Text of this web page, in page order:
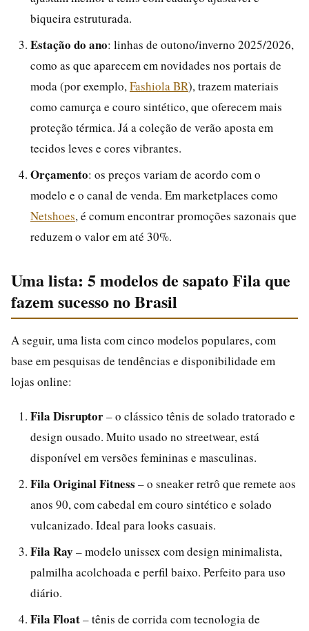
biqueira estruturada.
Estação do ano: linhas de outono/inverno 2025/2026,
como as que aparecem em novidades nos portais de
moda (por exemplo, Fashiola BR), trazem materiais
como camurça e couro sintético, que oferecem mais
proteção térmica. Já a coleção de verão aposta em
tecidos leves e cores vibrantes.
Orçamento: os preços variam de acordo com o
modelo e o canal de venda. Em marketplaces como
Netshoes, é comum encontrar promoções sazonais que
reduzem o valor em até 30%.
Uma lista: 5 modelos de sapato Fila que
fazem sucesso no Brasil
A seguir, uma lista com cinco modelos populares, com
base em pesquisas de tendências e disponibilidade em
lojas online:
Fila Disruptor– o clássico tênis de solado tratorado e
design ousado. Muito usado no streetwear, está
disponível em versões femininas e masculinas.
Fila Original Fitness – o sneaker retrô que remete aos
anos 90, com cabedal em couro sintético e solado
vulcanizado. Ideal para looks casuais.
Fila Ray – modelo unissex com design minimalista,
palmilha acolchoada e perfil baixo. Perfeito para uso
diário.
Fila Float– tênis de corrida com tecnologia de